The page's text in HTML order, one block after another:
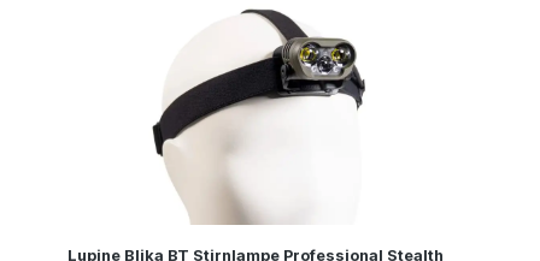
Lupine Blika BT Stirnlampe Professional Stealth